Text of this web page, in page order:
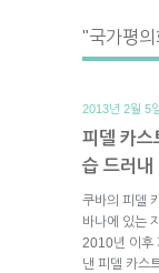
"국가평
2013년 2월 5
피델 카스
습 드러내
쿠바의 피델
바나에 있는
2010년 이후
낸 피델 카스